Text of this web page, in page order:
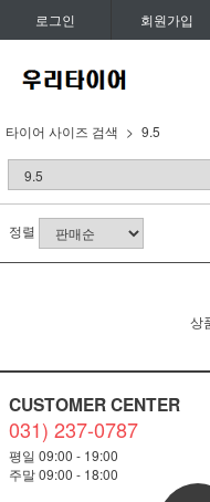
로그인 회원가입
타이어 사이즈 검색 9.5
정렬
상
CUSTOMER CENTER
031) 237-0787
평일 09:00 - 19:00
주말 09:00 - 18:00